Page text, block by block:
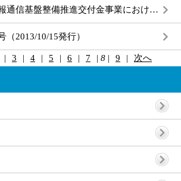
平成20年度 地域情報通信基盤整備推進交付金事業における整備計画の事後評価
（2013/10/15発行）
| 3 | 4 | 5 | 6 | 7 | 8 | 9 | 次へ